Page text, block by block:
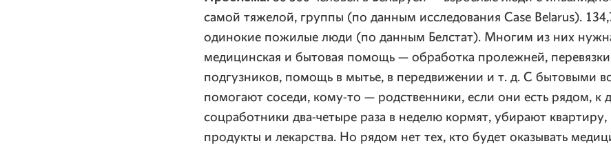
самой тяжелой, группы (по данным исследования Case Belarus).
одинокие пожилые люди (по данным Белстат). Многим из них
медицинская и бытовая помощь — обработка пролежней,
подгузников, помощь в мытье, в передвижении и т. д. С бытовыми
помогают соседи, кому-то — родственники, если они есть рядом, к
соцработники два-четыре раза в неделю кормят, убирают
продукты и лекарства. Но рядом нет тех, кто будет оказывать